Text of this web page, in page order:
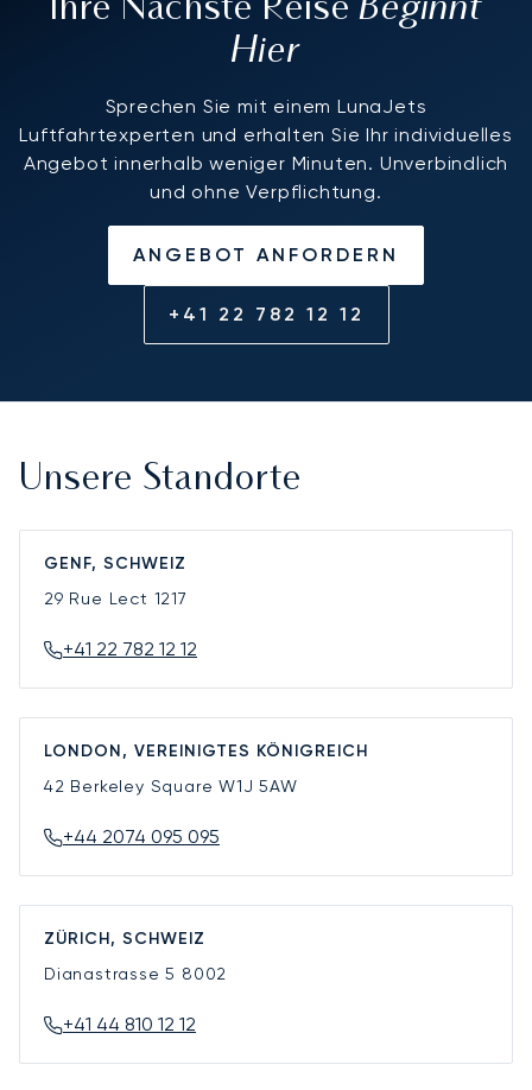
Ihre Nächste ReiseBeginnt
Hier
Sprechen Sie mit einem LunaJets
Luftfahrtexperten und erhalten Sie Ihr individuelles
Angebot innerhalb weniger Minuten. Unverbindlich
und ohne Verpflichtung.
ANGEBOT ANFORDERN
+41 22 782 12 12
Unsere Standorte
GENF, SCHWEIZ
29 Rue Lect 1217
+41 22 782 12 12
LONDON, VEREINIGTES KÖNIGREICH
42 Berkeley SquareW1J 5AW
+44 2074 095 095
ZÜRICH, SCHWEIZ
Dianastrasse 5 8002
+41 44 810 12 12